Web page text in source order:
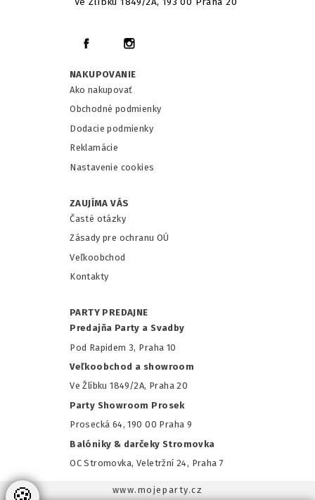
NAKUPOVANIE
Ako nakupovať
Obchodné podmienky
Dodacie podmienky
Reklamácie
Nastavenie cookies
ZAUJÍMA VÁS
Časté otázky
Zásady pre ochranu OÚ
Veľkoobchod
Kontakty
PARTY PREDAJNE
Predajňa Party a Svadby
Pod Rapidem 3, Praha 10
Veľkoobchod a showroom
Ve Žlíbku 1849/2A, Praha 20
Party Showroom Prosek
Prosecká 64, 190 00 Praha 9
Balóniky & darčeky Stromovka
OC Stromovka, Veletržní 24, Praha 7
www.mojeparty.cz